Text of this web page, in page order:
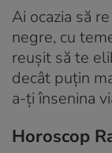
Ai ocazia să
negre, cu
reușit să te
decât puțin
a-ți însenina
Horoscop